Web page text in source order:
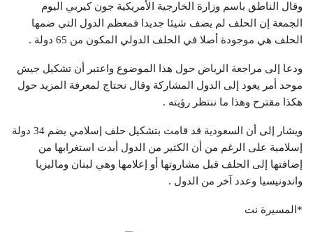
وقال الناطق باسم وزارة الخارجية الأمريكية جون كيربي اليوم
الجمعة إن الحلف لم يضف شيئا جديدا فمعظم الدول التي ضمها
الحلف هي موجودة أصلا في الحلف الدولي المكون من 65 دولة .
ودعا إلى مراجعة الرياض حول هذا الموضوع واعتبر أن تشكيل جيش
موحد أمر يعود إلى الدول المشاركة وقال نحتاج لمعرفة المزيد حول
هكذا مقترح وهذا ما ننتظر رؤيته .
ويشار إلى أن السعودية قد قامت بتشكيل حلف إسلامي يضم 34 دولة
إسلامية على الرغم من أن الكثير من الدول أبدت استغرابها من
إضافتها إلى الحلف قبل مشاروتها أو إعلامها وهي لبنان وماليزيا
واندونيسيا وعدد آخر من الدول .
*المسيرة نت